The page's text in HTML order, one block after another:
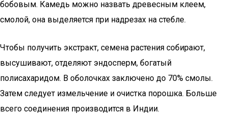
бобовым. Камедь можно назвать древесным клеем,
смолой, она выделяется при надрезах на стебле.
Чтобы получить экстракт, семена растения собирают,
высушивают, отделяют эндосперм, богатый
полисахаридом. В оболочках заключено до 70% смолы.
Затем следует измельчение и очистка порошка. Больше
всего соединения производится в Индии.